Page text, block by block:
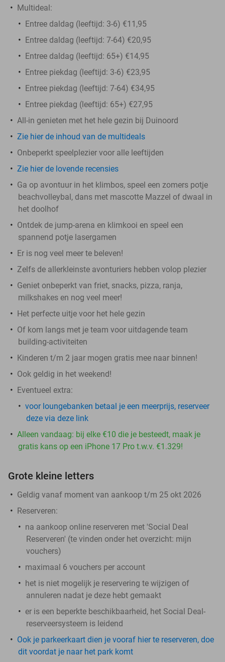
Multideal:
Entree daldag (leeftijd: 3-6) €11,95
Entree daldag (leeftijd: 7-64) €20,95
Entree daldag (leeftijd: 65+) €14,95
Entree piekdag (leeftijd: 3-6) €23,95
Entree piekdag (leeftijd: 7-64) €34,95
Entree piekdag (leeftijd: 65+) €27,95
All-in genieten met het hele gezin bij Duinoord
Zie hier de inhoud van de multideals
Onbeperkt speelplezier voor alle leeftijden
Zie hier de lovende recensies
Ga op avontuur in het klimbos, speel een zomers potje
beachvolleybal, dans met mascotte Mazzel of dwaal in
het doolhof
Ontdek de jump-arena en klimkooi en speel een
spannend potje lasergamen
Er is nog veel meer te beleven!
Zelfs de allerkleinste avonturiers hebben volop plezier
Geniet onbeperkt van friet, snacks, pizza, ranja,
milkshakes en nog veel meer!
Het perfecte uitje voor het hele gezin
Of kom langs met je team voor uitdagende team
building-activiteiten
Kinderen t/m 2 jaar mogen gratis mee naar binnen!
Ook geldig in het weekend!
Eventueel extra:
voor loungebanken betaal je een meerprijs, reserveer
deze via deze link
Alleen vandaag: bij elke €10 die je besteedt, maak je
gratis kans op een iPhone 17 Pro t.w.v. €1.329!
Grote kleine letters
Geldig vanaf moment van aankoop t/m 25 okt 2026
Reserveren:
na aankoop online reserveren met 'Social Deal
Reserveren' (te vinden onder het overzicht: mijn
vouchers)
maximaal 6 vouchers per account
het is niet mogelijk je reservering te wijzigen of
annuleren nadat je deze hebt gemaakt
er is een beperkte beschikbaarheid, het Social Deal-
reserveersysteem is leidend
Ook je parkeerkaart dien je vooraf hier te reserveren, doe
dit voordat je naar het park komt